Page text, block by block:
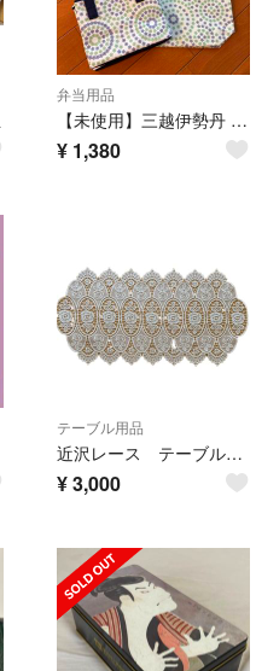
弁当用品
【未使用】三越伊勢丹 クーラーバッグ トート オクラ 保冷 地錐菊 お弁当
¥ 1,380
テーブル用品
近沢レース テーブルセンター
¥3,000